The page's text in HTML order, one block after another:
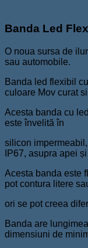
Banda Led
O noua sursa de
sau automobile.
Banda led flexibil
culoare Mov curat
Acesta banda cu
este învelită în
silicon
IP67, asupra apei
Acesta banda este
pot contura litere
ori se pot creea
Banda are
dimensiuni de